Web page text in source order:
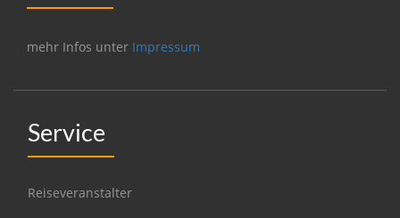
mehr Infos unter Impressum
Service
Reiseveranstalter